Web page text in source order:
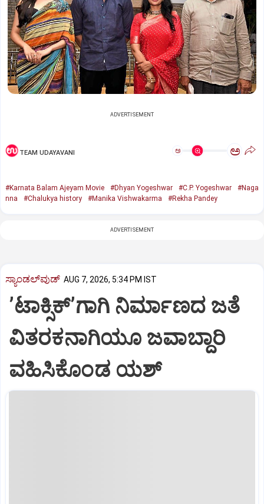
ADVERTISEMENT
TEAM UDAYAVANI ಅ ಅ
#Karnata Balam Ajeyam Movie #Dhyan Yogeshwar #C.P. Yogeshwar
#Naga
nna
#Chalukya history #Manika Vishwakarma #Rekha Pandey
ADVERTISEMENT
ಸ್ಯಾಂಡಲ್‌ವುಡ್‌ AUG 7, 2026, 5:34 PM IST
ʼಟಾಕ್ಸಿಕ್‌ʼಗಾಗಿ ನಿರ್ಮಾಣದ ಜತೆ
ವಿತರಕನಾಗಿಯೂ ಜವಾಬ್ದಾರಿ
ವಹಿಸಿಕೊಂಡ ಯಶ್